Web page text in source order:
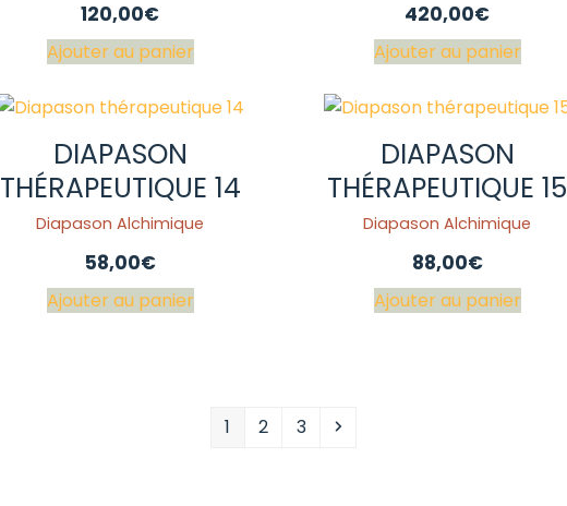
120,00€
Ajouter au panier
420,00€
Ajouter au panier
DIAPASON
THÉRAPEUTIQUE 14
Diapason Alchimique
58,00€
Ajouter au panier
DIAPASON
THÉRAPEUTIQUE 15
Diapason Alchimique
88,00€
Ajouter au panier
Page
1 Page
2 Page
3 Suivant